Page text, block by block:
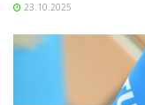
23.10.2025